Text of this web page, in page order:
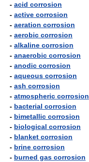
- acid corrosion
- active corrosion
- aeration corrosion
- aerobic corrosion
- alkaline corrosion
- anaerobic corrosion
- anodic corrosion
- aqueous corrosion
- ash corrosion
- atmospheric corrosion
- bacterial corrosion
- bimetallic corrosion
- biological corrosion
- blanket corrosion
- brine corrosion
- burned gas corrosion